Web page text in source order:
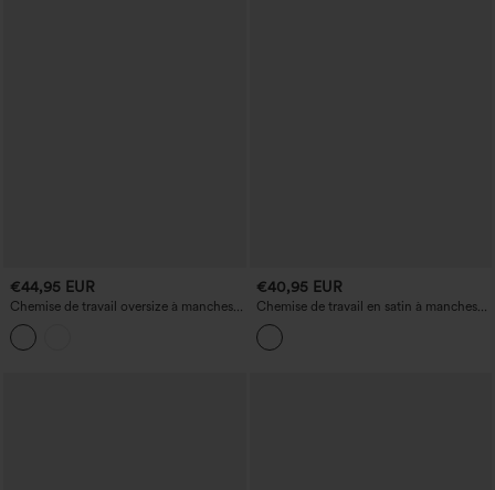
€44,95 EUR
Chemise de travail oversize à manches
longues, à rayures
€40,95 EUR
Chemise de travail en satin à manches
longues, nouée sur le devant